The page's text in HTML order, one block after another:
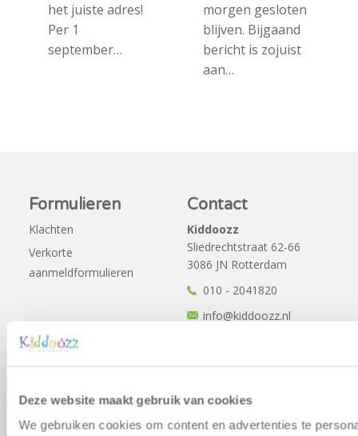
Deze website maakt gebruik van cookies
We gebruiken cookies om content en advertenties te
het juiste adres!
Per 1
september…
morgen gesloten
blijven. Bijgaand
bericht is zojuist
aan…
Formulieren
Klachten
Verkorte
aanmeldformulieren
Contact
Kiddoozz
Sliedrechtstraat 62-66
3086 JN Rotterdam
010 - 2041820
info@kiddoozz.nl